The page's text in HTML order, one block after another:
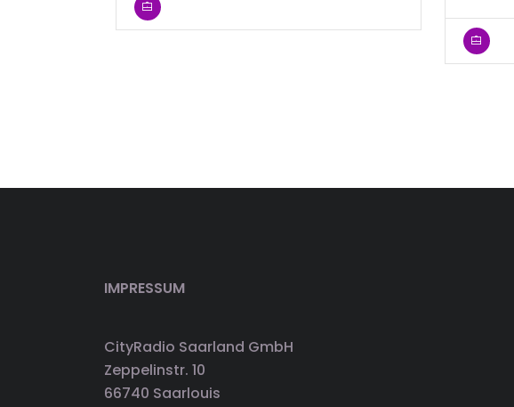
IMPRESSUM
CityRadio Saarland GmbH
Zeppelinstr. 10
66740 Saarlouis